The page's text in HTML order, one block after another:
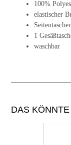
100%
elastischer
1
waschbar
DAS